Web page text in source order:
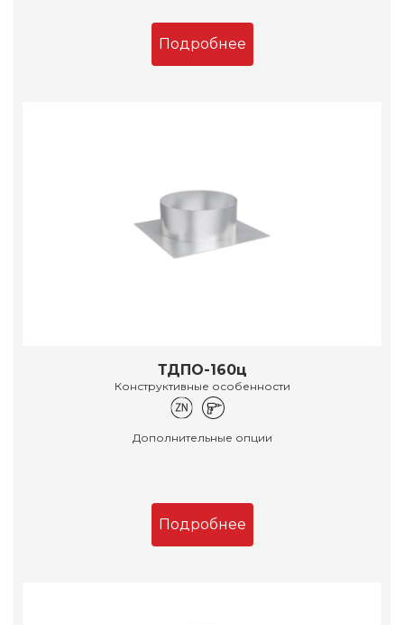
Подробнее
ТДПО-160ц
Конструктивные особенности
Дополнительные опции
Подробнее